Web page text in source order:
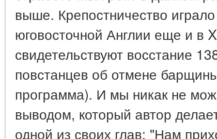
выше. Крепостничество
юговосточной Англии еще и в
свидетельствуют восстание
повстанцев об отмене
программа). И мы никак не
выводом, который автор
одной из своих глав: "Нам